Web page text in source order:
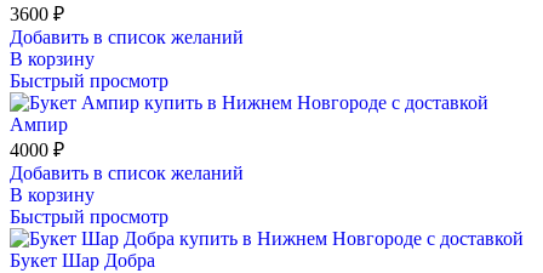
3600 ₽
Добавить в список желаний
В корзину
Быстрый просмотр
Ампир
4000 ₽
Добавить в список желаний
В корзину
Быстрый просмотр
Букет Шар Добра